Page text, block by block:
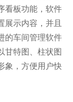
看板功能，软件
展示内容，并且
的车间管理软件
甘特图、柱状图
象，方便用户快